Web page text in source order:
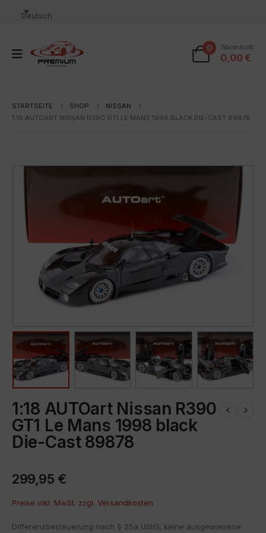
Deutsch
0 Warenkorb
0,00 €
STARTSEITE SHOP
NISSAN
1:18 AUTOART NISSAN R390 GT1 LE MANS 1998 BLACK DIE-CAST 89878
1:18 AUTOart Nissan R390
GT1 Le Mans 1998 black
Die-Cast 89878
299,95 €
Preise inkl. MwSt. zzgl. Versandkosten
Differenzbesteuerung nach § 25a UStG, keine ausgewiesene